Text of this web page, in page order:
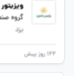
ویزیتور
گروه
یزد
122 روز پیش